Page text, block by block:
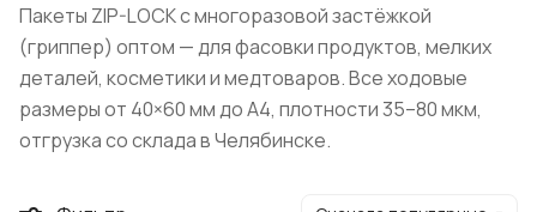
Пакеты ZIP-LOCK с многоразовой застёжкой
(гриппер) оптом — для фасовки продуктов, мелких
деталей, косметики и медтоваров. Все ходовые
размеры от 40×60 мм до А4, плотности 35–80 мкм,
отгрузка со склада в Челябинске.